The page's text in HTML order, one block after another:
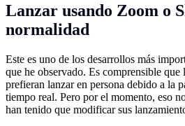
Lanzar usando Zoom o
normalidad
Este es uno de los desarrollos más
que he observado. Es comprensible
prefieran lanzar en persona debido a la
tiempo real. Pero por el momento, eso
han tenido que modificar sus